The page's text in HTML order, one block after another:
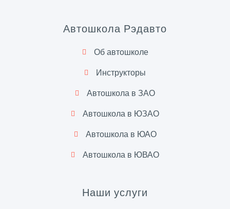
Автошкола Рэдавто
Об автошколе
Инструкторы
Автошкола в ЗАО
Автошкола в ЮЗАО
Автошкола в ЮАО
Автошкола в ЮВАО
Наши услуги